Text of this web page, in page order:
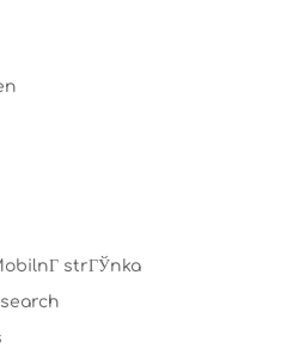
strГЎnka